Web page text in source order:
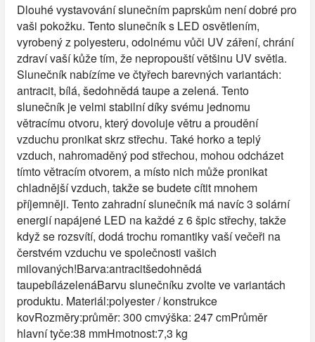
Dlouhé vystavování slunečním paprskům není dobré pro
vaši pokožku. Tento slunečník s LED osvětlením,
vyrobený z polyesteru, odolnému vůči UV záření, chrání
zdraví vaší kůže tím, že nepropouští většinu UV světla.
Slunečník nabízíme ve čtyřech barevných variantách:
antracit, bílá, šedohnědá taupe a zelená. Tento
slunečník je velmi stabilní díky svému jednomu
větracímu otvoru, který dovoluje větru a proudění
vzduchu pronikat skrz střechu. Také horko a teplý
vzduch, nahromaděný pod střechou, mohou odcházet
tímto větracím otvorem, a místo nich může pronikat
chladnější vzduch, takže se budete cítit mnohem
příjemněji. Tento zahradní slunečník má navíc 3 solární
energií napájené LED na každé z 6 špic střechy, takže
když se rozsvítí, dodá trochu romantiky vaší večeři na
čerstvém vzduchu ve společnosti vašich
milovaných!Barva:antracitšedohnědá
taupebílázelenáBarvu slunečníku zvolte ve variantách
produktu. Materiál:polyester / konstrukce
kovRozměry:průměr: 300 cmvýška: 247 cmPrůměr
hlavní tyče:38 mmHmotnost:7,3 kg